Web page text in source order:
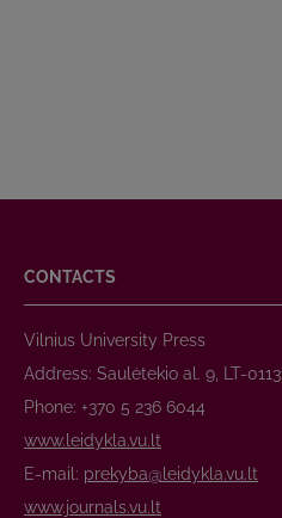
CONTACTS
Vilnius University Press
Address: Saulėtekio al. 9, LT-
Phone: +370 5 236 6044
www.leidykla.vu.lt
E-mail: prekyba@leidykla.vu.lt
www.journals.vu.lt